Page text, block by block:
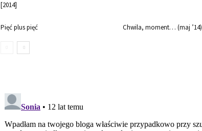
[2014]
Pięć plus pięć Chwila, moment… (maj ’14)